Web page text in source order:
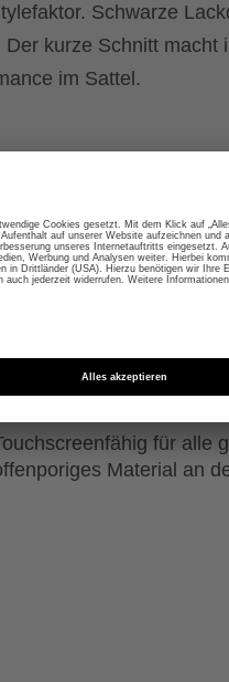
Schwarze
kurze Schnitt macht
im Sattel.
Strapazierfähigkeit
der Zügelführung
für alle
Material an